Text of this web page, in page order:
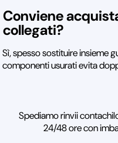
Conviene
collegati?
Sì, spesso sostituire insieme
componenti usurati evita
Spediamo rinvii
24/48 ore con